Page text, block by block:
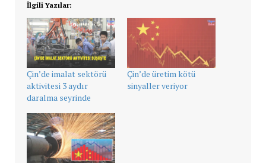
İlgili Yazılar:
Çin’de imalat sektörü
aktivitesi 3 aydır
daralma seyrinde
Çin’de üretim kötü
sinyaller veriyor